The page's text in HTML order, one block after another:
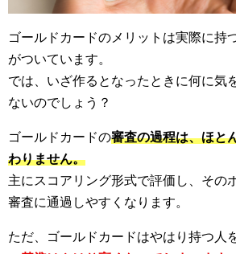
ゴールドカードのメリットは実際に持
がついています。
では、いざ作るとなったときに何に気
ないのでしょう？
ゴールドカードの審査の過程は、ほと
わりません。
主にスコアリング形式で評価し、その
審査に通過しやすくなります。
ただ、ゴールドカードはやはり持つ人